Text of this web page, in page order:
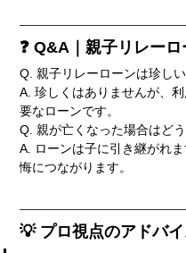
❓ Q&A｜親子リレー
Q. 親子リレーローンは珍し
A. 珍しくはありませんが、
要なローンです。
Q. 親が亡くなった場合はど
A. ローンは子に引き継がれ
悔につながります。
💡 プロ視点のアドバ